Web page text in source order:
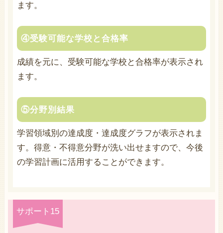
ます。
④受験可能な学校と合格率
成績を元に、受験可能な学校と合格率が表示され
ます。
⑤分野別結果
学習領域別の達成度・達成度グラフが表示されま
す。得意・不得意分野が洗い出せますので、今後
の学習計画に活用することができます。
サポート15